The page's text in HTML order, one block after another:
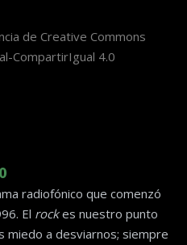
de Creative Commons
CompartirIgual 4.0
radiofónico que comenzó
El rockes nuestro punto
a desviarnos; siempre